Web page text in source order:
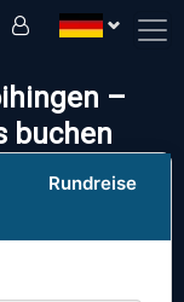
–
buchen
Rundreise